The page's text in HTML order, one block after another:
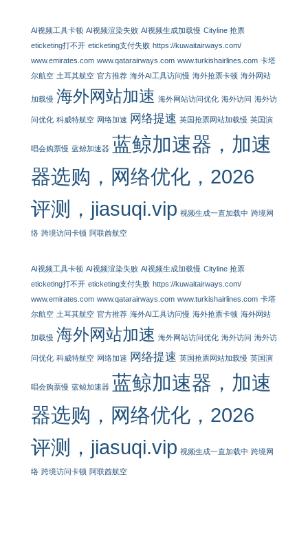
AI视频工具卡顿 AI视频渲染失败 AI视频生成加载慢 Cityline 抢票
eticketing打不开 eticketing支付失败 https://kuwaitairways.com/
www.emirates.com www.qatarairways.com www.turkishairlines.com 卡塔
尔航空 土耳其航空 官方推荐 海外AI工具访问慢 海外抢票卡顿 海外网站
加载慢 海外网站加速 海外网站访问优化 海外访问 海外访
问优化 科威特航空 网络加速 网络提速 英国抢票网站加载慢 英国演
唱会购票慢 蓝鲸加速器 蓝鲸加速器，加速
器选购，网络优化，2026
评测，jiasuqi.vip 视频生成一直加载中 跨境网
络 跨境访问卡顿 阿联酋航空
AI视频工具卡顿 AI视频渲染失败 AI视频生成加载慢 Cityline 抢票
eticketing打不开 eticketing支付失败 https://kuwaitairways.com/
www.emirates.com www.qatarairways.com www.turkishairlines.com 卡塔
尔航空 土耳其航空 官方推荐 海外AI工具访问慢 海外抢票卡顿 海外网站
加载慢 海外网站加速 海外网站访问优化 海外访问 海外访
问优化 科威特航空 网络加速 网络提速 英国抢票网站加载慢 英国演
唱会购票慢 蓝鲸加速器 蓝鲸加速器，加速
器选购，网络优化，2026
评测，jiasuqi.vip 视频生成一直加载中 跨境网
络 跨境访问卡顿 阿联酋航空